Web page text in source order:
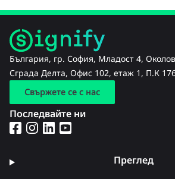
България, гр. София, Младост 4,
Сграда Делта, Офис 102, етаж 1, П.К
Свържете се с нас
Последвайте ни
Преглед